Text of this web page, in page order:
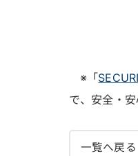
※「
で、安全・
一覧へ戻る